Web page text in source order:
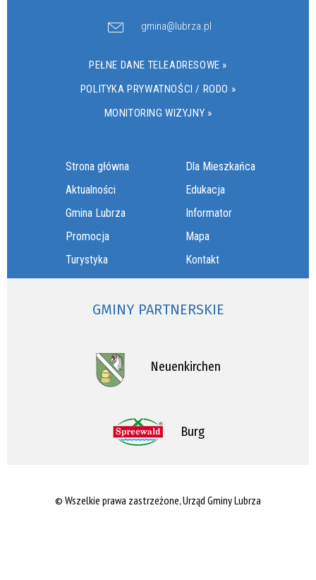
gmina@lubrza.pl
PEŁNE DANE TELEADRESOWE »
POLITYKA PRYWATNOŚCI / RODO »
MONITORING WIZYJNY »
Strona główna
Aktualności
Gmina Lubrza
Promocja
Turystyka
Dla Mieszkańca
Edukacja
Informator
Mapa
Kontakt
GMINY PARTNERSKIE
Neuenkirchen
Burg
© Wszelkie prawa zastrzeżone, Urząd Gminy Lubrza